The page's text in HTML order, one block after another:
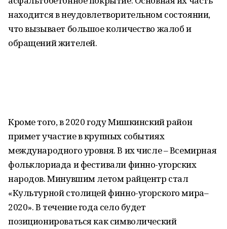
находится в неудовлетворительном состоянии,
что вызывает большое количество жалоб и
обращений жителей.
Кроме того, в 2020 году Мишкинский район
примет участие в крупных событиях
международного уровня. В их числе – Всемирная
фольклориада и фестивали финно-угорских
народов. Минувшим летом райцентр стал
«Культурной столицей финно-угорского мира–
2020». В течение года село будет
позиционироваться как символический